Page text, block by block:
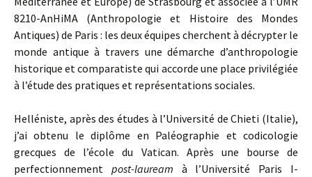
8210-AnHiMA (Anthropologie et Histoire des Mondes
Antiques) de Paris : les deux équipes cherchent à décrypter le
monde antique à travers une démarche d’anthropologie
historique et comparatiste qui accorde une place privilégiée
à l’étude des pratiques et représentations sociales.
Helléniste, après des études à l’Université de Chieti (Italie),
j’ai obtenu le diplôme en Paléographie et codicologie
grecques de l’école du Vatican. Après une bourse de
perfectionnement post-lauream à l’Université Paris I-